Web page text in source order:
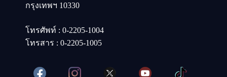
กรุงเทพฯ 10330
โทรศัพท์ : 0-2205-1004
โทรสาร : 0-2205-1005